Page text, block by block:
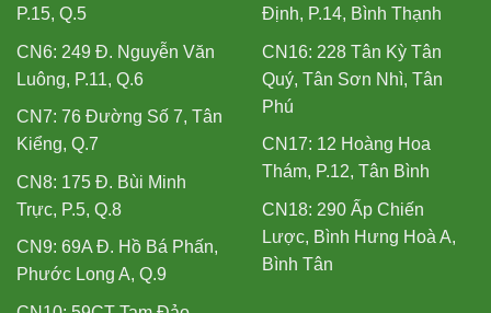
P.15, Q.5
CN6: 249 Đ. Nguyễn Văn
Luông, P.11, Q.6
CN7: 76 Đường Số 7, Tân
Kiểng, Q.7
CN8: 175 Đ. Bùi Minh
Trực, P.5, Q.8
CN9: 69A Đ. Hồ Bá Phấn,
Phước Long A, Q.9
Định, P.14, Bình Thạnh
CN16: 228 Tân Kỳ Tân
Quý, Tân Sơn Nhì, Tân
Phú
CN17: 12 Hoàng Hoa
Thám, P.12, Tân Bình
CN18: 290 Ấp Chiến
Lược, Bình Hưng Hoà A,
Bình Tân